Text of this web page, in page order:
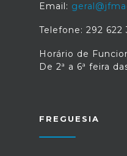
Email:
Telefone: 292 622
Horário de
De 2ª a 6ª feira
FREGUESIA